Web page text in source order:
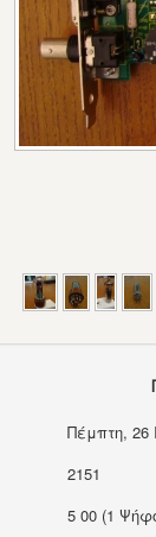
Πέμπτη, 26
2151
5 00 (1